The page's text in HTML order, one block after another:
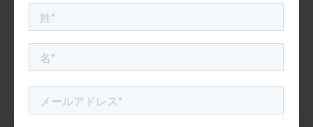
ウェブ制作
ADNAVIにアクセスすると、集英社様の最新ニュースやサービス
が常にアップデートされています。